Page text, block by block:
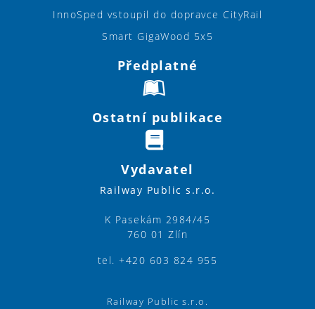
InnoSped vstoupil do dopravce CityRail
Smart GigaWood 5x5
Předplatné
Ostatní publikace
Vydavatel
Railway Public s.r.o.
K Pasekám 2984/45
760 01 Zlín
tel. +420 603 824 955
Railway Public s.r.o.